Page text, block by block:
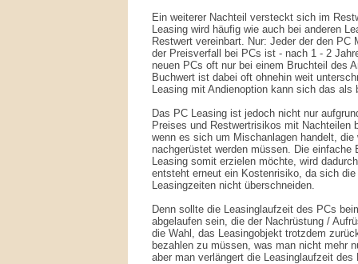
Ein weiterer Nachteil versteckt sich im
Leasing wird häufig wie auch bei anderen
Restwert vereinbart. Nur: Jeder der den PC
der Preisverfall bei PCs ist - nach 1 - 2
neuen PCs oft nur bei einem Bruchteil des
Buchwert ist dabei oft ohnehin weit
Leasing mit Andienoption kann sich das als
Das PC Leasing ist jedoch nicht nur
Preises und Restwertrisikos mit Nachteilen
wenn es sich um Mischanlagen handelt, die
nachgerüstet werden müssen. Die einfache
Leasing somit erzielen möchte, wird
entsteht erneut ein Kostenrisiko, da sich die
Leasingzeiten nicht überschneiden.
Denn sollte die Leasinglaufzeit des PCs
abgelaufen sein, die der Nachrüstung /
die Wahl, das Leasingobjekt trotzdem
bezahlen zu müssen, was man nicht mehr
aber man verlängert die Leasinglaufzeit des